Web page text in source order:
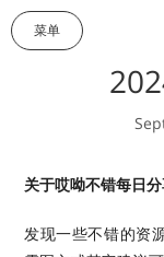
菜单
关于哎呦不错每日
发现一些不错的资